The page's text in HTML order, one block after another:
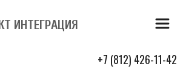
И­­НТЕГР­­­­­­АЦИЯ
+7 (812) 426-11-42